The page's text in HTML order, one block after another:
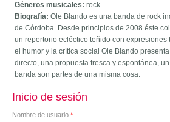
Géneros musicales:rock
Biografía:Ole Blando es una banda de rock
de Córdoba. Desde principios de 2008 éste
un repertorio ecléctico teñido con expresiones
el humor y la crítica social Ole Blando
directo, una propuesta fresca y espontánea,
banda son partes de una misma cosa.
Inicio de sesión
Nombre de usuario *